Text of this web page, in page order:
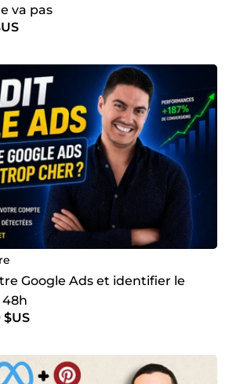
va pas
Google Ads et identifier le
$US